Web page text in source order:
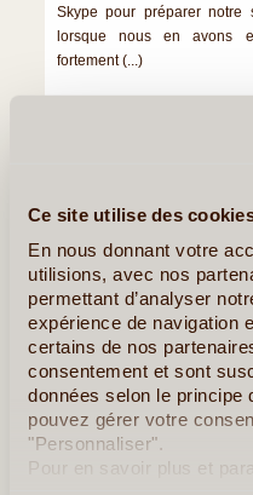
Ce site utilise des
En nous donnant votre
utilisions, avec nos
permettant d’analyser
expérience de navigation
certains de nos
consentement et sont
données selon le principe
pouvez gérer votre
"Personnaliser".
Pour en savoir plus et
Skype pour préparer
lorsque nous en avons
fortement (...)